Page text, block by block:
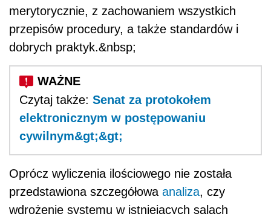
merytorycznie, z zachowaniem wszystkich
przepisów procedury, a także standardów i
dobrych praktyk.&nbsp;
Czytaj także: Senat za protokołem
elektronicznym w postępowaniu
cywilnym&gt;&gt;
Oprócz wyliczenia ilościowego nie została
przedstawiona szczegółowa analiza, czy
wdrożenie systemu w istniejących salach